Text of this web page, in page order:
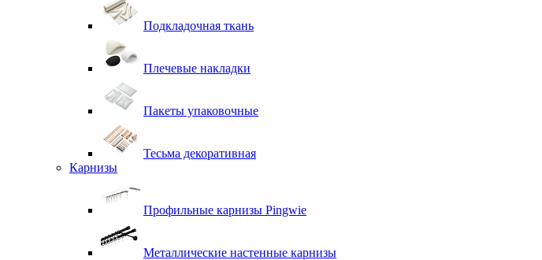
Подкладочная ткань
Плечевые накладки
Пакеты упаковочные
Тесьма декоративная
Карнизы
Профильные карнизы Pingwie
Металлические настенные карнизы